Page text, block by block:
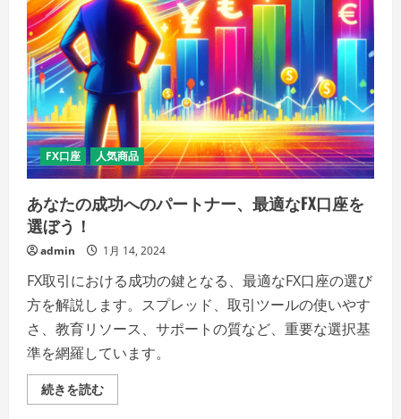
り
な
す
ョ
コ
レ
ー
ト
の
傑
作
の
詳
細
を
ご
だ
さ
い
FX口座 人気商品
あなたの成功へのパートナー、最適なFX口座を
選ぼう！
admin 1月 14, 2024
FX取引における成功の鍵となる、最適なFX口座の選び
方を解説します。スプレッド、取引ツールの使いやす
さ、教育リソース、サポートの質など、重要な選択基
準を網羅しています。
続きを読むあ
な